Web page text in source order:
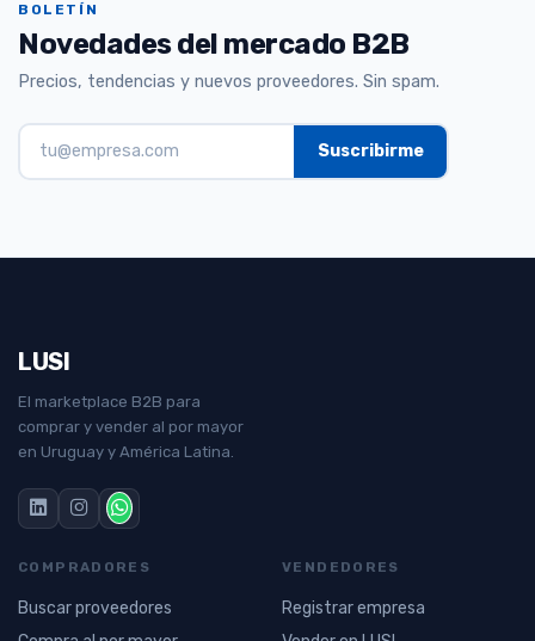
BOLETÍN
Novedades del mercado B2B
Precios, tendencias y nuevos proveedores. Sin spam.
LUSI
El marketplace B2B para
comprar y vender al por mayor
en Uruguay y América Latina.
COMPRADORES
Buscar proveedores
VENDEDORES
Registrar empresa